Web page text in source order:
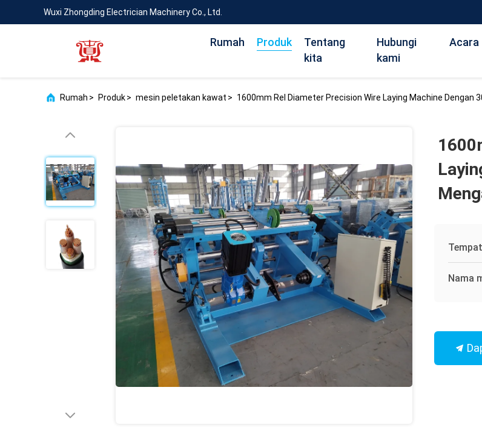
Wuxi Zhongding Electrician Machinery Co., Ltd.
Rumah Produk
Tentang
kita
Hubungi
kami
Acara
Rumah > Produk> mesin peletakan kawat > 1600mm Rel Diameter Precision Wire Laying Machine Dengan
Nama